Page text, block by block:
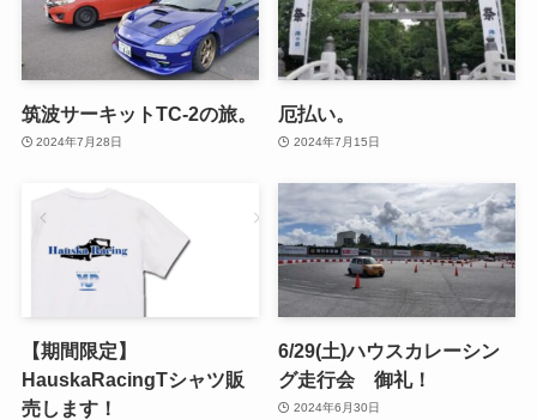
筑波サーキットTC-2の旅。
2024年7月28日
厄払い。
2024年7月15日
【期間限定】
HauskaRacingTシャツ販
売します！
6/29(土)ハウスカレーシン
グ走行会 御礼！
2024年6月30日